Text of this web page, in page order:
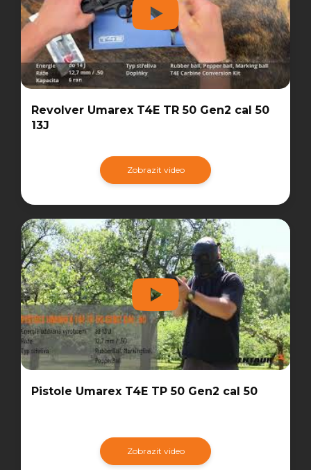
Revolver Umarex T4E TR 50 Gen2 cal 50
13J
Zobrazit video
Pistole Umarex T4E TP 50 Gen2 cal 50
Zobrazit video